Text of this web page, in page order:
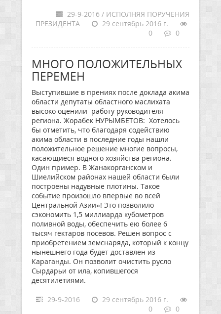
29-9-2016 / ИСПОЛНЯЯ ПОРУЧЕНИЯ
ПРЕЗИДЕНТА
29 сентябрь 2016 г.
0
0
МНОГО ПОЛОЖИТЕЛЬНЫХ
ПЕРЕМЕН
Выступившие в прениях после доклада акима
области депутаты областного маслихата
высоко оценили работу руководителя
региона. Жорабек НУРЫМБЕТОВ: Хотелось
бы отметить, что благодаря содействию
акима области в последние годы нашли
положительное решение многие вопросы,
касающиеся водного хозяйства региона.
Один пример. В Жанакорганском и
Шиелийском районах нашей области были
построены надувные плотины. Такое
событие произошло впервые во всей
Центральной Азии»! Это позволило
сэкономить 1,5 миллиарда кубометров
поливной воды, обеспечить ею более 6
тысяч гектаров посевов. Решен вопрос с
приобретением земснаряда, который к концу
нынешнего года будет доставлен из
Караганды. Он позволит очистить русло
Сырдарьи от ила, копившегося
десятилетиями.
29-9-2016
29 сентябрь 2016 г.
0
0